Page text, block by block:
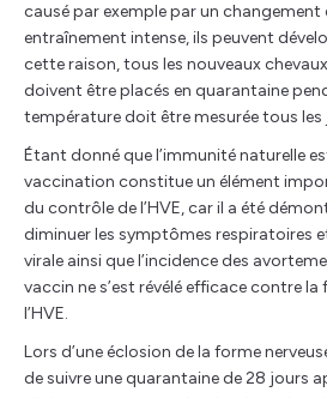
causé par exemple par un changement
entraînement intense, ils peuvent
cette raison, tous les nouveaux
doivent être placés en quarantaine
température doit être mesurée tous les
Étant donné que l’immunité naturelle
vaccination constitue un élément
du contrôle de l’HVE, car il a été
diminuer les symptômes respiratoires
virale ainsi que l’incidence des
vaccin ne s’est révélé efficace contre
l’HVE.
Lors d’une éclosion de la forme
de suivre une quarantaine de 28 jours